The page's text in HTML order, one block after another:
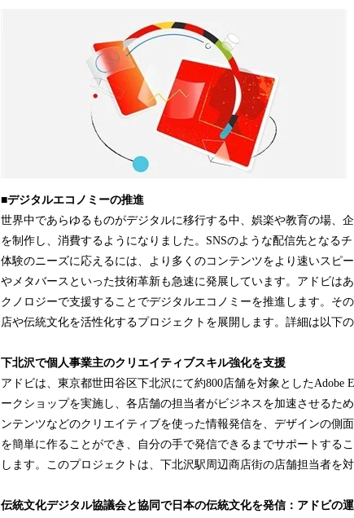
■デジタルエコノミーの推進
世界中であらゆるものがデジタルに移行する中、娯楽や教育の場、
を制作し、消費するようになりました。SNSのような配信先となる
体験のニーズに応えるには、より多くのコンテンツをより速いスピ
やメタバースといった技術革新も急速に発展しています。アドビは
クノロジーで支援することでデジタルエコノミーを推進します。そ
店や伝統文化を活性化するプロジェクトを展開します。詳細は以下の
下北沢で個人事業主のクリエイティブスキル強化を支援
アドビは、東京都世田谷区下北沢にて約800店舗を対象としたAdobe
ークショップを実施し、各店舗の担当者がビジネスを加速させるた
ンテンツなどのクリエイティブを使った情報発信を、デザインの側
を簡単に作ることができ、自分の手で発信できるまでサポートする
します。このプロジェクトは、下北沢駅周辺商店街の店舗担当者を
伝統文化デジタル協議会と協同で日本の伝統文化を発信：アドビの